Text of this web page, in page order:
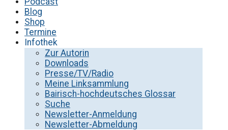
Blog
Shop
Termine
Infothek
Zur Autorin
Downloads
Presse/TV/Radio
Meine Linksammlung
Bairisch-hochdeutsches Glossar
Suche
Newsletter-Anmeldung
Newsletter-Abmeldung